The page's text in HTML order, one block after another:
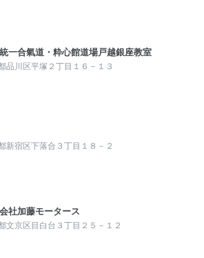
一合氣道・粋心館道場戸越銀座教室
品川区平塚２丁目１６－１３
新宿区下落合３丁目１８－２
社加藤モータース
文京区目白台３丁目２５－１２